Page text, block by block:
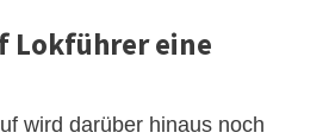
Lokführer eine
wird darüber hinaus noch